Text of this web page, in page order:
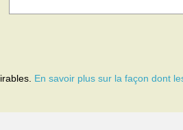
En savoir plus sur la façon dont